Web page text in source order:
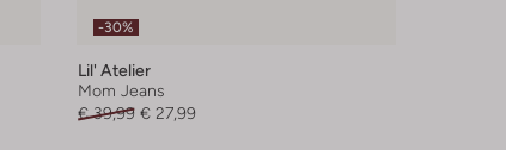
-30%
Lil' Atelier
Mom Jeans
€ 39,99 € 27,99